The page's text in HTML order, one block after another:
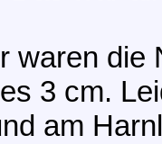
waren die
3 cm.
am